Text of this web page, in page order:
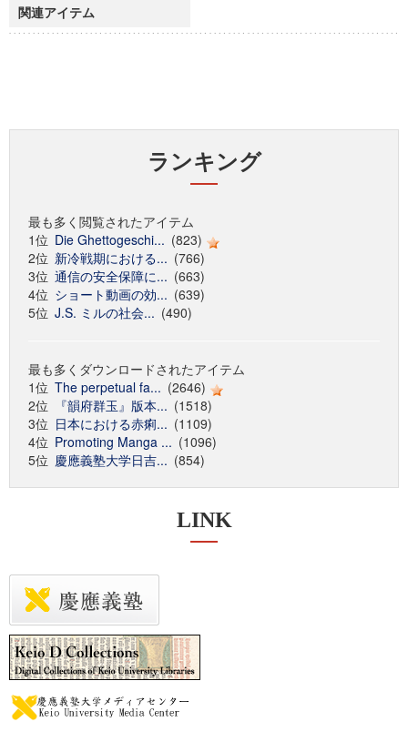
関連アイテム
ランキング
最も多く閲覧されたアイテム
1位 Die Ghettogeschi... (823)
2位 新冷戦期における... (766)
3位 通信の安全保障に... (663)
4位 ショート動画の効... (639)
5位 J.S. ミルの社会... (490)
最も多くダウンロードされたアイテム
1位 The perpetual fa... (2646)
2位
『韻府群玉』版本... (1518)
3位 日本における赤痢... (1109)
4位 Promoting Manga ... (1096)
5位 慶應義塾大学日吉... (854)
LINK